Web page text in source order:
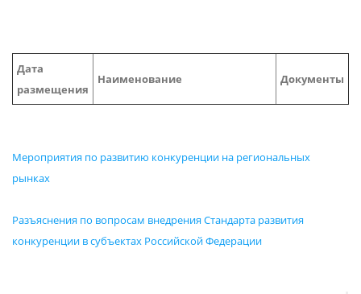
Дата
размещения
Наименование Документы
Мероприятия по развитию конкуренции на региональных
рынках
Разъяснения по вопросам внедрения Стандарта развития
конкуренции в субъектах Российской Федерации